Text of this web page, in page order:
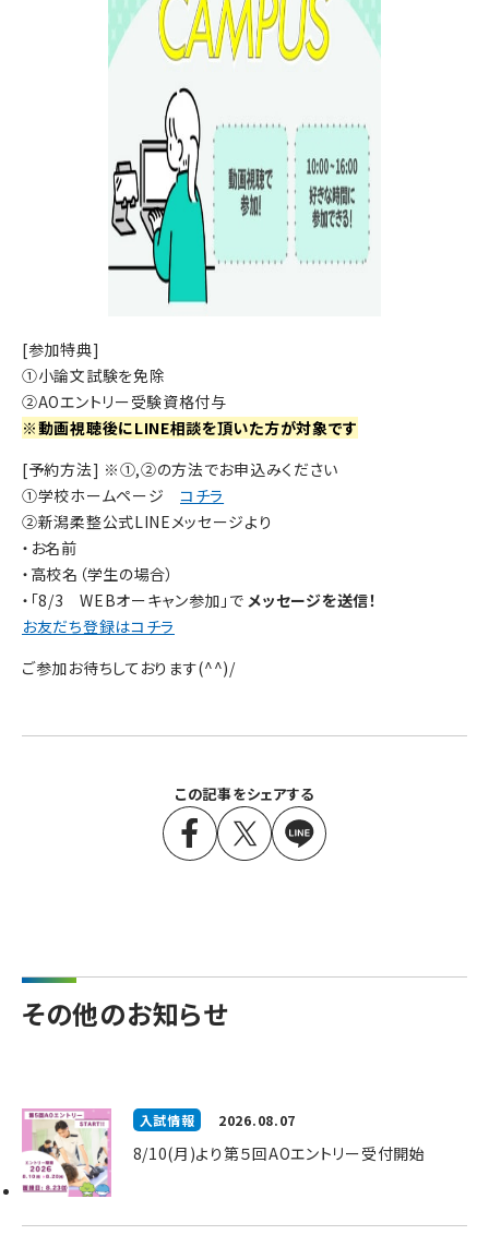
この記事をシェアする
[参加特典]
①小論文試験を免除
②AOエントリー受験資格付与
※動画視聴後にLINE相談を頂いた方が対象です
[予約方法] ※①,②の方法でお申込みください
①学校ホームページ コチラ
②新潟柔整公式LINEメッセージより
・お名前
・高校名（学生の場合）
・「8/3 WEBオーキャン参加」でメッセージを送信！
お友だち登録はコチラ
ご参加お待ちしております(^^)/
その他のお知らせ
入試情報 2026.08.07
8/10(月)より第５回AOエントリー受付開始